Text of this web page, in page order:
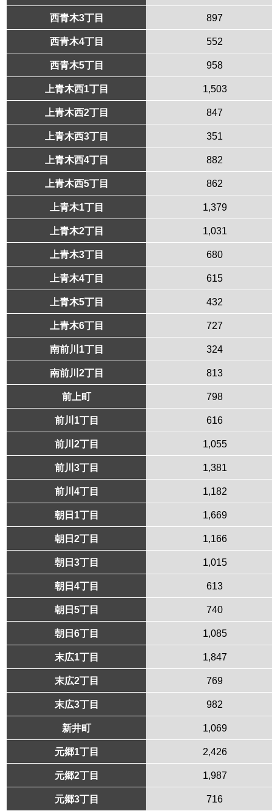
西青木3丁目 897
西青木4丁目 552
西青木5丁目 958
上青木西1丁目 1,503
上青木西2丁目 847
上青木西3丁目 351
上青木西4丁目 882
上青木西5丁目 862
上青木1丁目 1,379
上青木2丁目 1,031
上青木3丁目 680
上青木4丁目 615
上青木5丁目 432
上青木6丁目 727
南前川1丁目 324
南前川2丁目 813
前上町 798
前川1丁目 616
前川2丁目 1,055
前川3丁目 1,381
前川4丁目 1,182
朝日1丁目 1,669
朝日2丁目 1,166
朝日3丁目 1,015
朝日4丁目 613
朝日5丁目 740
朝日6丁目 1,085
末広1丁目 1,847
末広2丁目 769
末広3丁目 982
新井町 1,069
元郷1丁目 2,426
元郷2丁目 1,987
元郷3丁目 716